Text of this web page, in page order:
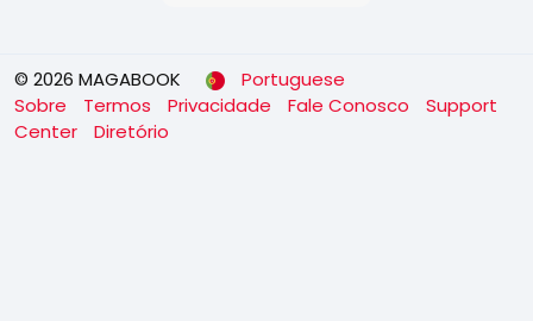
© 2026 MAGABOOK
Portuguese
Sobre
Termos Privacidade Fale Conosco
Support
Center
Diretório